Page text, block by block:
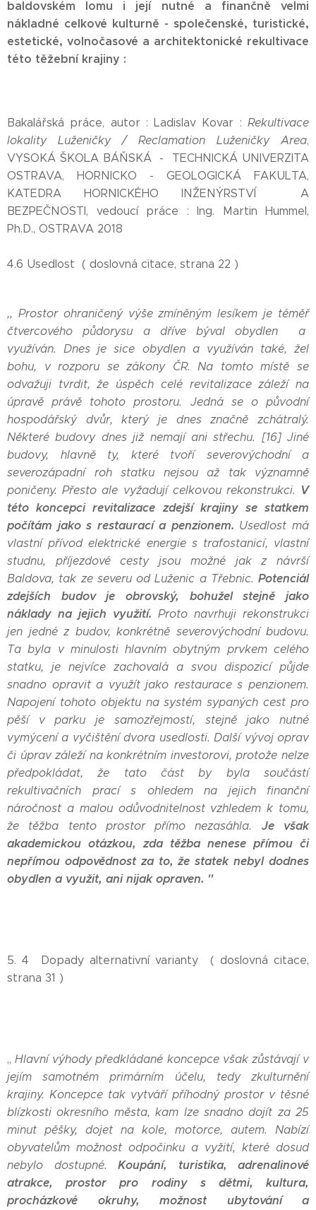
baldovském lomu i její nutné a finančně velmi
nákladné celkové kulturně - společenské, turistické,
estetické, volnočasové a architektonické rekultivace
této těžební krajiny :
Bakalářská práce, autor : Ladislav Kovar : Rekultivace
lokality Luženičky / Reclamation Luženičky Area,
VYSOKÁ ŠKOLA BÁŇSKÁ - TECHNICKÁ UNIVERZITA
OSTRAVA, HORNICKO - GEOLOGICKÁ FAKULTA,
KATEDRA HORNICKÉHO INŽENÝRSTVÍ A
BEZPEČNOSTI, vedoucí práce : Ing. Martin Hummel,
Ph.D., OSTRAVA 2018
4.6 Usedlost ( doslovná citace, strana 22 )
,, Prostor ohraničený výše zmíněným lesíkem je téměř
čtvercového půdorysu a dříve býval obydlen a
využíván. Dnes je sice obydlen a využíván také, žel
bohu, v rozporu se zákony ČR. Na tomto místě se
odvažuji tvrdit, že úspěch celé revitalizace záleží na
úpravě právě tohoto prostoru. Jedná se o původní
hospodářský dvůr, který je dnes značně zchátralý.
Některé budovy dnes již nemají ani střechu. [16] Jiné
budovy, hlavně ty, které tvoří severovýchodní a
severozápadní roh statku nejsou až tak významně
poničeny. Přesto ale vyžadují celkovou rekonstrukci. V
této koncepci revitalizace zdejší krajiny se statkem
počítám jako s restaurací a penzionem. Usedlost má
vlastní přívod elektrické energie s trafostanicí, vlastní
studnu, příjezdové cesty jsou možné jak z návrší
Baldova, tak ze severu od Luženic a Třebnic. Potenciál
zdejších budov je obrovský, bohužel stejně jako
náklady na jejich využití. Proto navrhuji rekonstrukci
jen jedné z budov, konkrétně severovýchodní budovu.
Ta byla v minulosti hlavním obytným prvkem celého
statku, je nejvíce zachovalá a svou dispozicí půjde
snadno opravit a využít jako restaurace s penzionem.
Napojení tohoto objektu na systém sypaných cest pro
pěší v parku je samozřejmostí, stejně jako nutné
vymýcení a vyčištění dvora usedlosti. Další vývoj oprav
či úprav záleží na konkrétním investorovi, protože nelze
předpokládat, že tato část by byla součástí
rekultivačních prací s ohledem na jejich finanční
náročnost a malou odůvodnitelnost vzhledem k tomu,
že těžba tento prostor přímo nezasáhla. Je však
akademickou otázkou, zda těžba nenese přímou či
nepřímou odpovědnost za to, že statek nebyl dodnes
obydlen a využit, ani nijak opraven. ''
5. 4 Dopady alternativní varianty ( doslovná citace,
strana 31 )
,,Hlavní výhody předkládané koncepce však zůstávají v
jejím samotném primárním účelu, tedy zkulturnění
krajiny. Koncepce tak vytváří příhodný prostor v těsné
blízkosti okresního města, kam lze snadno dojít za 25
minut pěšky, dojet na kole, motorce, autem. Nabízí
obyvatelům možnost odpočinku a vyžití, které dosud
nebylo dostupné. Koupání, turistika, adrenalinové
atrakce, prostor pro rodiny s dětmi, kultura,
procházkové okruhy, možnost ubytování a